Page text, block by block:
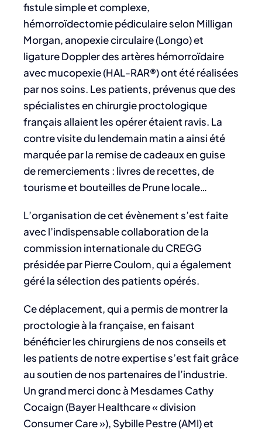
fistule simple et complexe,
hémorroïdectomie pédiculaire selon Milligan
Morgan, anopexie circulaire (Longo) et
ligature Doppler des artères hémorroïdaire
avec mucopexie (HAL-RAR®) ont été réalisées
par nos soins. Les patients, prévenus que des
spécialistes en chirurgie proctologique
français allaient les opérer étaient ravis. La
contre visite du lendemain matin a ainsi été
marquée par la remise de cadeaux en guise
de remerciements : livres de recettes, de
tourisme et bouteilles de Prune locale…
L’organisation de cet évènement s’est faite
avec l’indispensable collaboration de la
commission internationale du CREGG
présidée par Pierre Coulom, qui a également
géré la sélection des patients opérés.
Ce déplacement, qui a permis de montrer la
proctologie à la française, en faisant
bénéficier les chirurgiens de nos conseils et
les patients de notre expertise s’est fait grâce
au soutien de nos partenaires de l’industrie.
Un grand merci donc à Mesdames Cathy
Cocaign (Bayer Healthcare « division
Consumer Care »), Sybille Pestre (AMI) et